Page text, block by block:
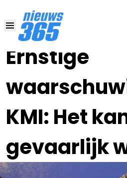
Ernstige
KMI: Het
gevaarlijk
05 DEC 2021, 18:15